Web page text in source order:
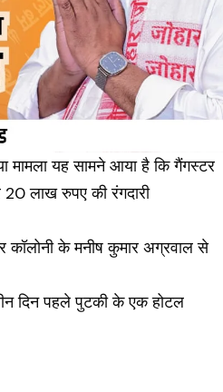
मामला यह सामने आया है कि गैंगस्टर
लाख रुपए की रंगदारी
कॉलोनी के मनीष कुमार अग्रवाल से
दिन पहले पुटकी के एक होटल